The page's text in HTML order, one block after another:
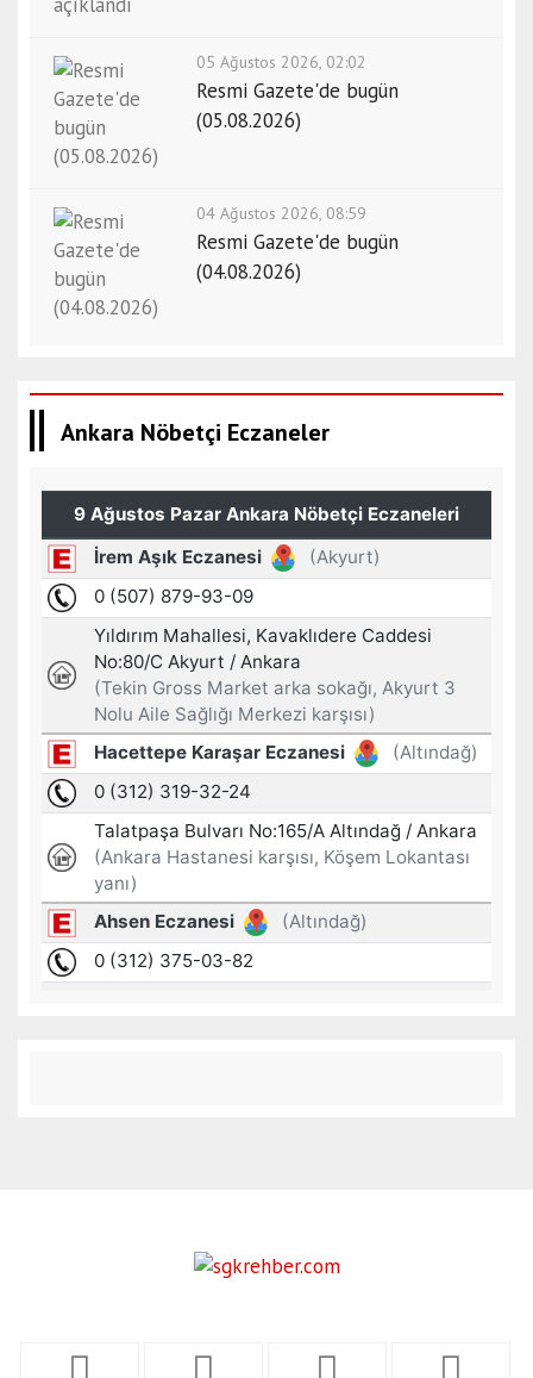
05 Ağustos 2026, 02:02
Resmi Gazete'de bugün
(05.08.2026)
04 Ağustos 2026, 08:59
Resmi Gazete'de bugün
(04.08.2026)
Ankara Nöbetçi Eczaneler